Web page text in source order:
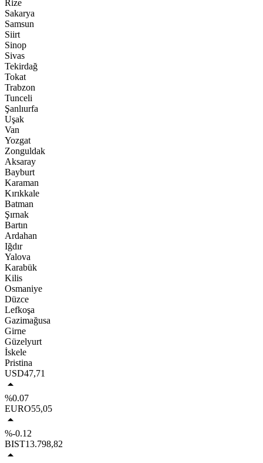
Rize
Sakarya
Samsun
Siirt
Sinop
Sivas
Tekirdağ
Tokat
Trabzon
Tunceli
Şanlıurfa
Uşak
Van
Yozgat
Zonguldak
Aksaray
Bayburt
Karaman
Kırıkkale
Batman
Şırnak
Bartın
Ardahan
Iğdır
Yalova
Karabük
Kilis
Osmaniye
Düzce
Lefkoşa
Gazimağusa
Girne
Güzelyurt
İskele
Pristina
USD47,71
%0.07
EURO55,05
%-0.12
BIST13.798,82